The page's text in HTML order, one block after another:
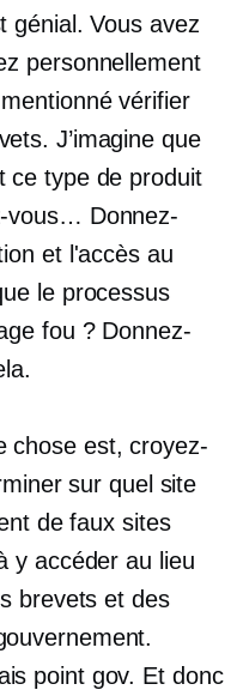
génial. Vous avez
personnellement
vérifier
J’imagine que
ce type de produit
vous… Donnez-
et l'accès au
le processus
fou ? Donnez-
chose est, croyez-
sur quel site
de faux sites
y accéder au lieu
brevets et des
point gov. Et donc